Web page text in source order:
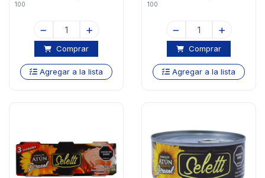
100
Comprar
Agregar a la lista
100
Comprar
Agregar a la lista